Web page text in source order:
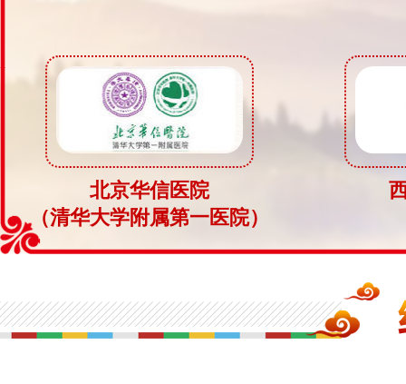
北京华信医院
（清华大学附属第一医院）